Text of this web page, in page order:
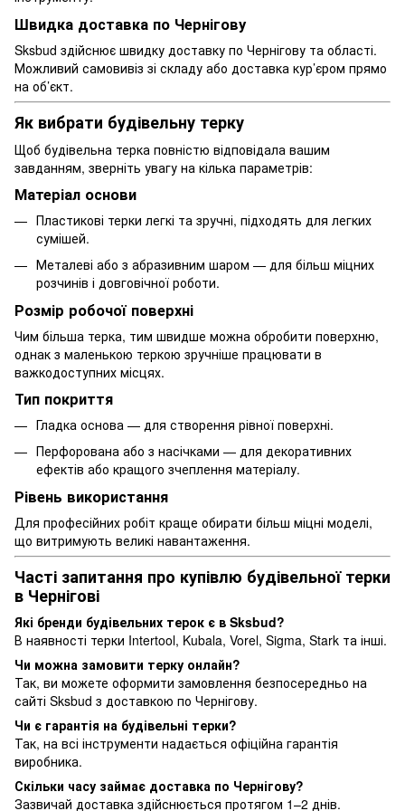
Швидка доставка по Чернігову
Sksbud здійснює швидку доставку по Чернігову та області.
Можливий самовивіз зі складу або доставка кур’єром прямо
на об’єкт.
Як вибрати будівельну терку
Щоб будівельна терка повністю відповідала вашим
завданням, зверніть увагу на кілька параметрів:
Матеріал основи
Пластикові терки легкі та зручні, підходять для легких
сумішей.
Металеві або з абразивним шаром — для більш міцних
розчинів і довговічної роботи.
Розмір робочої поверхні
Чим більша терка, тим швидше можна обробити поверхню,
однак з маленькою теркою зручніше працювати в
важкодоступних місцях.
Тип покриття
Гладка основа — для створення рівної поверхні.
Перфорована або з насічками — для декоративних
ефектів або кращого зчеплення матеріалу.
Рівень використання
Для професійних робіт краще обирати більш міцні моделі,
що витримують великі навантаження.
Часті запитання про купівлю будівельної терки
в Чернігові
Які бренди будівельних терок є в Sksbud?
В наявності терки Intertool, Kubala, Vorel, Sigma, Stark та інші.
Чи можна замовити терку онлайн?
Так, ви можете оформити замовлення безпосередньо на
сайті Sksbud з доставкою по Чернігову.
Чи є гарантія на будівельні терки?
Так, на всі інструменти надається офіційна гарантія
виробника.
Скільки часу займає доставка по Чернігову?
Зазвичай доставка здійснюється протягом 1–2 днів.